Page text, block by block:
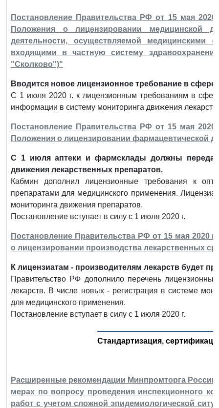
Постановление Правительства РФ от 15 мая
Положения о лицензировании медицинской
деятельности, осуществляемой медицинскими
входящими в частную систему
"Сколково")"
Вводится новое лицензионное требование в сфере
С 1 июля 2020 г. к лицензионным требованиям в
информации в систему мониторинга движения лекарств.
Постановление Правительства РФ от 15 мая
Положения о лицензировании фармацевтической
С 1 июля аптеки и фармсклады должны
движения лекарственных препаратов.
Кабмин дополнил лицензионные требования к
препаратами для медицинского применения.
мониторинга движения препаратов.
Постановление вступает в силу с 1 июля 2020 г.
Постановление Правительства РФ от 15 мая 2020
о лицензировании производства лекарственных
К лицензиатам - производителям лекарств будет
Правительство РФ дополнило перечень
лекарств. В числе новых - регистрация в системе
для медицинского применения.
Постановление вступает в силу с 1 июля 2020 г.
Стандартизация,
Расширенные рекомендации Минпромторга
мерах по вопросу проведения инспекционного
работ с учетом сложной эпидемиологической